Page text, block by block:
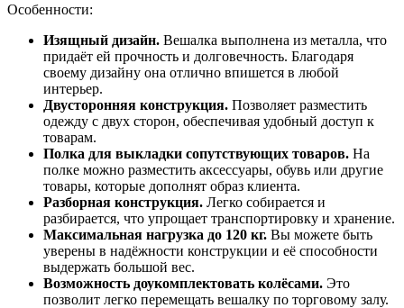
Особенности:
Изящный дизайн. Вешалка выполнена из металла, что
придаёт ей прочность и долговечность. Благодаря
своему дизайну она отлично впишется в любой
интерьер.
Двусторонняя конструкция. Позволяет разместить
одежду с двух сторон, обеспечивая удобный доступ к
товарам.
Полка для выкладки сопутствующих товаров. На
полке можно разместить аксессуары, обувь или другие
товары, которые дополнят образ клиента.
Разборная конструкция. Легко собирается и
разбирается, что упрощает транспортировку и хранение.
Максимальная нагрузка до 120 кг. Вы можете быть
уверены в надёжности конструкции и её способности
выдержать большой вес.
Возможность доукомплектовать колёсами. Это
позволит легко перемещать вешалку по торговому залу.